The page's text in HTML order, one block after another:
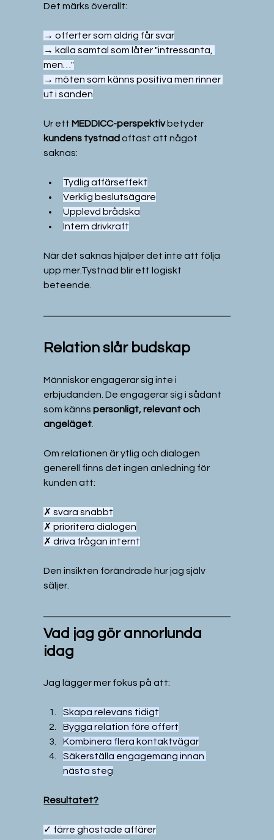
Det märks överallt:
→ offerter som aldrig får svar
→ kalla samtal som låter "intressanta,
men…"
→ möten som känns positiva men rinner
ut i sanden
Ur ett MEDDICC-perspektiv betyder
kundens tystnad oftast att något
saknas:
Tydlig affärseffekt
Verklig beslutsägare
Upplevd brådska
Intern drivkraft
När det saknas hjälper det inte att följa
upp mer.Tystnad blir ett logiskt
beteende.
Relation slår budskap
Människor engagerar sig inte i
erbjudanden. De engagerar sig i sådant
som känns personligt, relevant och
angeläget
Om relationen är ytlig och dialogen
generell finns det ingen anledning för
kunden att:
✗ svara snabbt
✗ prioritera dialogen
✗ driva frågan internt
Den insikten förändrade hur jag själv
säljer.
Vad jag gör annorlunda
idag
Jag lägger mer fokus på att:
Skapa relevans tidigt
Bygga relation före offert
Kombinera flera kontaktvägar
Säkerställa engagemang innan
nästa steg
Resultatet?
✓ färre ghostade affärer